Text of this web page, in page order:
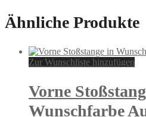
Ähnliche Produkte
Zur Wunschliste hinzufügen
Vorne
Wunschfarbe